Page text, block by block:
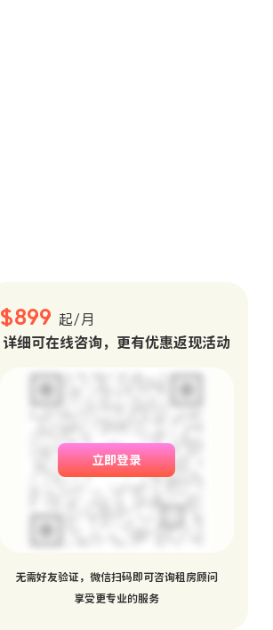
$899
起/月
详细可在线咨询，更有优惠返现活动
立即登录
无需好友验证，微信扫码即可咨询租房顾问
享受更专业的服务